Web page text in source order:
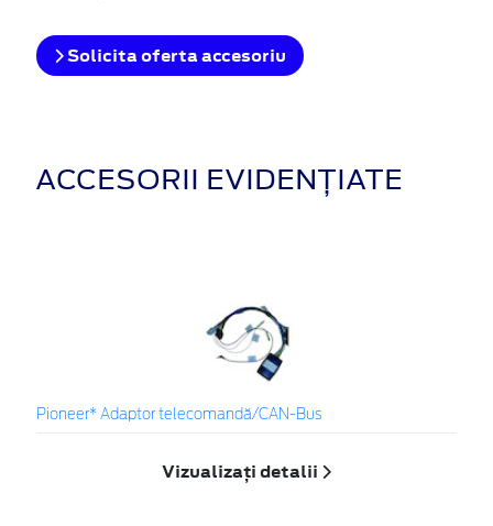
Solicita oferta accesoriu
ACCESORII EVIDENȚIATE
Pioneer* Adaptor telecomandă/CAN-Bus
Vizualizați detalii